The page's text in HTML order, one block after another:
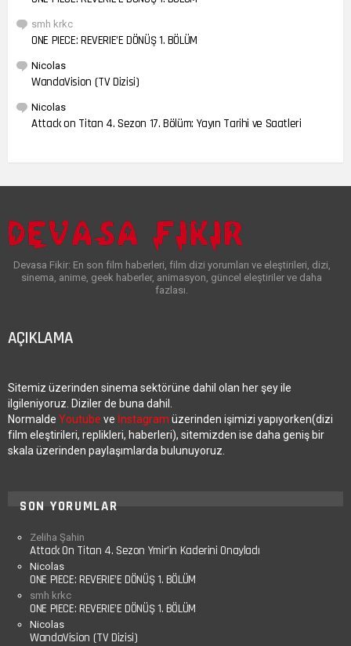
smh krkc
ONE PIECE: REVERIE’E DÖNÜŞ 1. BÖLÜM
Nicolas
WandaVision (TV Dizisi)
Nicolas
Attack on Titan 4. Sezon 17. Bölüm: Yayın Tarihi ve Saatleri
Devasa Fikir: En son film haberleri, film dizi yorumları ve eleştirileri, dizi,
sinema, anime, geek haberler, animasyon, güncel eleştiriler ve daha
fazlası.
AÇIKLAMA
Sitemiz üzerinden sinema sektörüne dahil olan her şey ile
ilgileniyoruz. Diziler de buna dahil.
Normalde Youtube ve İnstagram üzerinden işimizi yapıyorken(dizi
film eleştirileri, replikleri, haberleri), sitemizden ise daha geniş bir
skala üzerinden paylaşımlarda bulunuyoruz.
SON YORUMLAR
Zeliha Şahin
Attack On Titan 4. Sezon Ymir’in Kaderini Onayladı
Nicolas
ONE PIECE: REVERIE’E DÖNÜŞ 1. BÖLÜM
smh krkc
ONE PIECE: REVERIE’E DÖNÜŞ 1. BÖLÜM
Nicolas
WandaVision (TV Dizisi)